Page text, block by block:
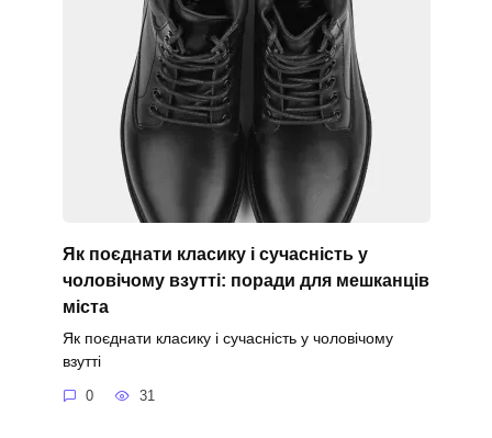
Як поєднати класику і сучасність у
чоловічому взутті: поради для мешканців
міста
Як поєднати класику і сучасність у чоловічому
взутті
0 31